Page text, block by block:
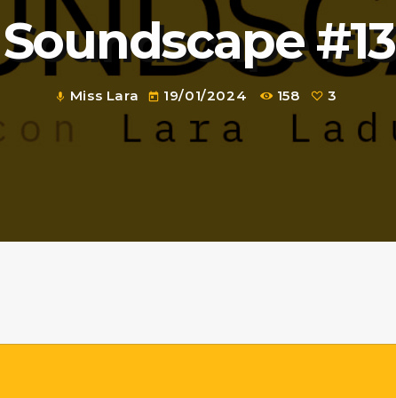
Soundscape #13
mic Miss Lara today 19/01/2024 158 3